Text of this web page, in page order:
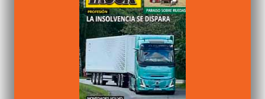
AMH comercializará las furgonetas eléctricas Farizon en
ESCRITO PORALVARO PEDROCHE
COMPONENTES VISTO 635 VECES